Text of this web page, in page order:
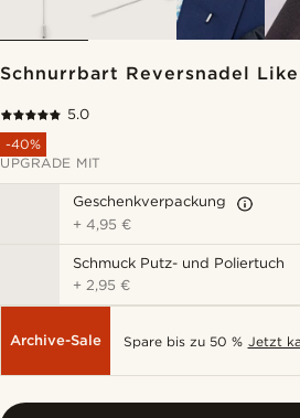
Schnurrbart Reversnadel
5.0
-40%
UPGRADE MIT
Geschenkverpackung
+4,95 €
Schmuck Putz- und Poliertuch
+ 2,95 €
Archive-Sale Spare bis zu 50 % Jetzt